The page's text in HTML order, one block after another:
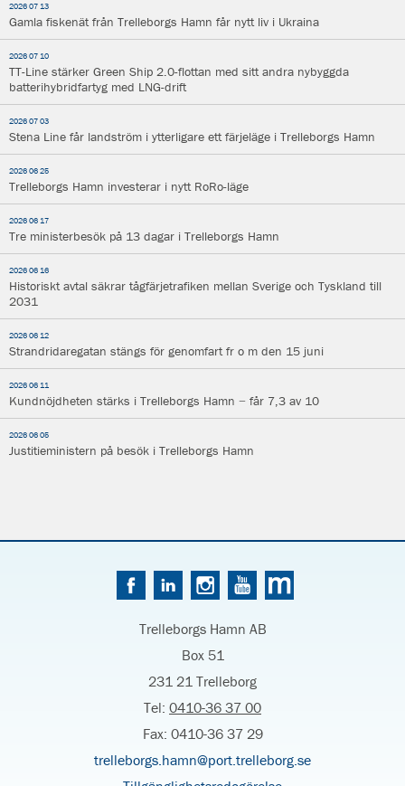
2026 07 13
Gamla fiskenät från Trelleborgs Hamn får nytt liv i Ukraina
2026 07 10
TT-Line stärker Green Ship 2.0-flottan med sitt andra nybyggda
batterihybridfartyg med LNG-drift
2026 07 03
Stena Line får landström i ytterligare ett färjeläge i Trelleborgs Hamn
2026 06 25
Trelleborgs Hamn investerar i nytt RoRo-läge
2026 06 17
Tre ministerbesök på 13 dagar i Trelleborgs Hamn
2026 06 16
Historiskt avtal säkrar tågfärjetrafiken mellan Sverige och Tyskland till
2031
2026 06 12
Strandridaregatan stängs för genomfart fr o m den 15 juni
2026 06 11
Kundnöjdheten stärks i Trelleborgs Hamn − får 7,3 av 10
2026 06 05
Justitieministern på besök i Trelleborgs Hamn
Trelleborgs Hamn AB
Box 51
231 21 Trelleborg
Tel: 0410-36 37 00
Fax: 0410-36 37 29
trelleborgs.hamn@port.trelleborg.se